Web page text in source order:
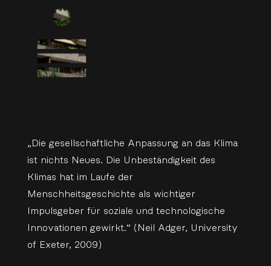
„Die gesellschaftliche Anpassung an das Klima
ist nichts Neues. Die Unbeständigkeit des
Klimas hat im Laufe der
Menschheitsgeschichte als wichtiger
Impulsgeber für soziale und technologische
Innovationen gewirkt.“ (Neil Adger, University
of Exeter, 2009)